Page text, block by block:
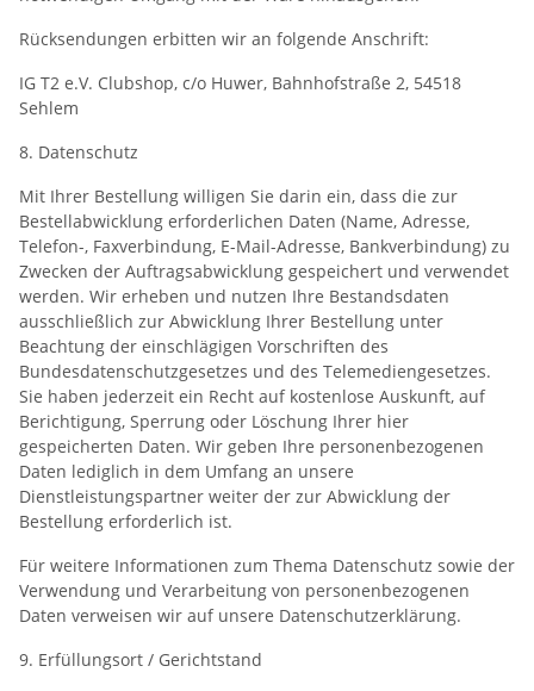
Rücksendungen erbitten wir an folgende Anschrift:
IG T2 e.V. Clubshop, c/o Huwer, Bahnhofstraße 2, 54518
Sehlem
8. Datenschutz
Mit Ihrer Bestellung willigen Sie darin ein, dass die zur
Bestellabwicklung erforderlichen Daten (Name, Adresse,
Telefon-, Faxverbindung, E-Mail-Adresse, Bankverbindung) zu
Zwecken der Auftragsabwicklung gespeichert und verwendet
werden. Wir erheben und nutzen Ihre Bestandsdaten
ausschließlich zur Abwicklung Ihrer Bestellung unter
Beachtung der einschlägigen Vorschriften des
Bundesdatenschutzgesetzes und des Telemediengesetzes.
Sie haben jederzeit ein Recht auf kostenlose Auskunft, auf
Berichtigung, Sperrung oder Löschung Ihrer hier
gespeicherten Daten. Wir geben Ihre personenbezogenen
Daten lediglich in dem Umfang an unsere
Dienstleistungspartner weiter der zur Abwicklung der
Bestellung erforderlich ist.
Für weitere Informationen zum Thema Datenschutz sowie der
Verwendung und Verarbeitung von personenbezogenen
Daten verweisen wir auf unsere Datenschutzerklärung.
9. Erfüllungsort / Gerichtstand